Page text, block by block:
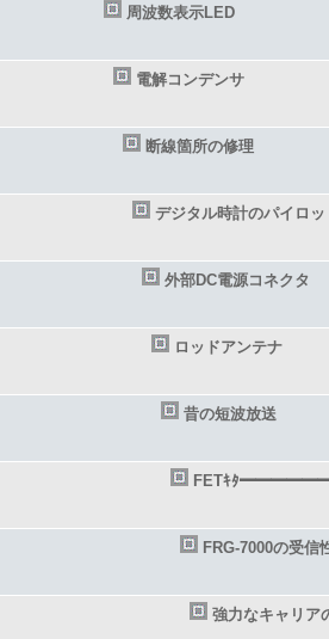
周波数表示LED
電解コンデンサ
断線箇所の修理
デジタル時計のパイロ
外部DC電源コネクタ
ロッドアンテナ
昔の短波放送
FETｷﾀ
FRG-7000の受信
強力なキャリア